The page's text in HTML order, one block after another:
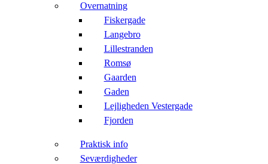
Overnatning
Fiskergade
Langebro
Lillestranden
Romsø
Gaarden
Gaden
Lejligheden Vestergade
Fjorden
Praktisk info
Seværdigheder